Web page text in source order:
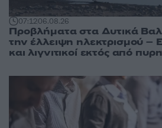
07:1206.08.26
Προβλήματα στα Δυτικά
την έλλειψη ηλεκτρισμού –
και λιγνιτικοί εκτός από